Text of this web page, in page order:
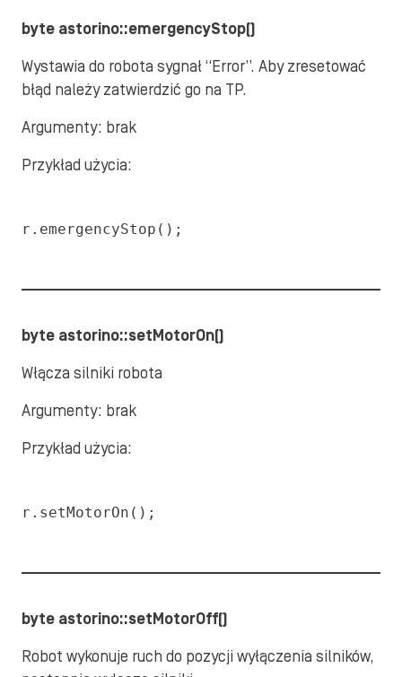
byte astorino::emergencyStop()
Wystawia do robota sygnał “Error”. Aby zresetować
błąd należy zatwierdzić go na TP.
Argumenty: brak
Przykład użycia:
r.emergencyStop();
byte astorino::setMotorOn()
Włącza silniki robota
Argumenty: brak
Przykład użycia:
r.setMotorOn();
byte astorino::setMotorOff()
Robot wykonuje ruch do pozycji wyłączenia silników,